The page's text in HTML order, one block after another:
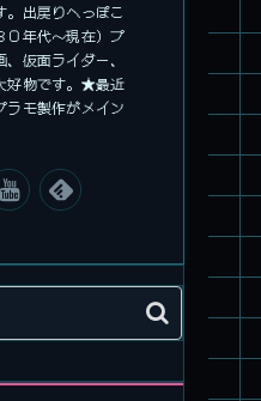
。出戻りへっぽこ
０年代～現在）プ
仮面ライダー、
好物です。★最近
モ製作がメイン